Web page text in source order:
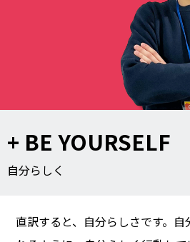
+ BE YOURSELF
自分らしく
直訳すると、自分らしさです。